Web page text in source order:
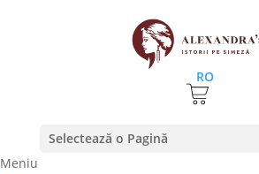
RO
Selectează o Pagină
Meniu